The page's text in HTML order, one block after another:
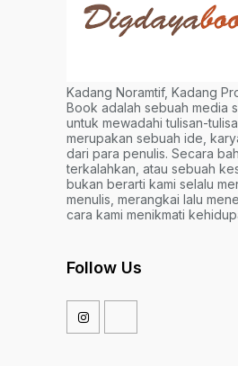
Kadang Noramtif, Kadang
Book adalah sebuah media
untuk mewadahi tulisan-
merupakan sebuah ide,
dari para penulis. Secara
terkalahkan, atau sebuah
bukan berarti kami selalu
menulis, merangkai lalu
cara kami menikmati
Follow Us